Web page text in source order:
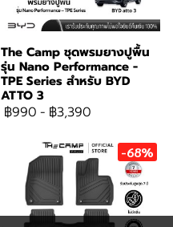
The Camp ชุดพรมยางปูพื้น
รุ่น Nano Performance -
TPE Series สำหรับ BYD
ATTO 3
฿990 - ฿3,390
-68%